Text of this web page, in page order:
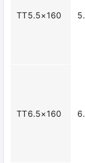
TT5.5×160
TT6.5×160